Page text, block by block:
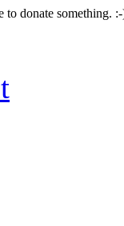
to donate something.